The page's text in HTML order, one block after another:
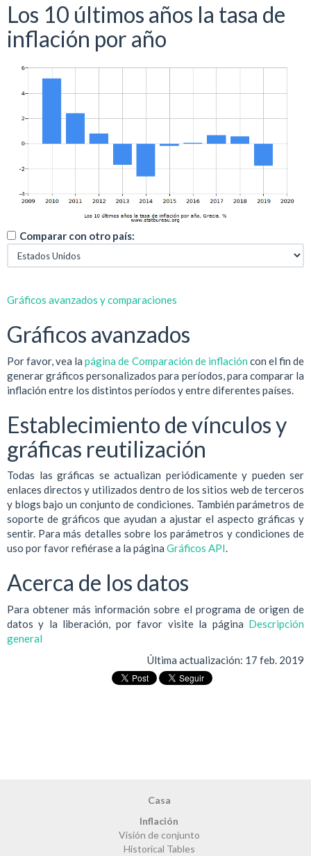
Los 10 últimos años la tasa de
inflación por año
Comparar con otro país:
Gráficos avanzados y comparaciones
Gráficos avanzados
Por favor, vea lapágina de Comparación de inflación con el fin de
generar gráficos personalizados para períodos, para comparar la
inflación entre los distintos períodos y entre diferentes países.
Establecimiento de vínculos y
gráficas reutilización
Todas las gráficas se actualizan periódicamente y pueden ser
enlaces directos y utilizados dentro de los sitios web de terceros
y blogs bajo un conjunto de condiciones. También parámetros de
soporte de gráficos que ayudan a ajustar el aspecto gráficas y
sentir. Para más detalles sobre los parámetros y condiciones de
uso por favor refiérase a la página Gráficos API.
Acerca de los datos
Para obtener más información sobre el programa de origen de
datos y la liberación, por favor visite la página Descripción
general
Última actualización: 17 feb. 2019
Casa
Inflación
Visión de conjunto
Historical Tables